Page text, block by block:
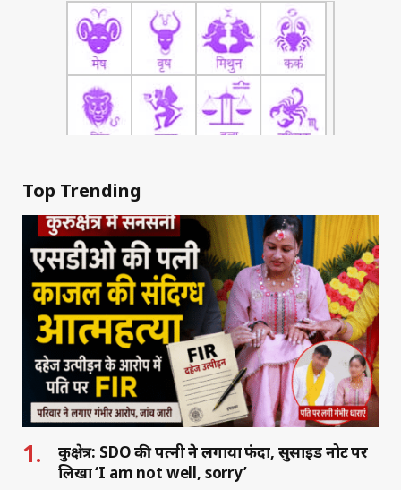
Top Trending
कुरुक्षेत्र: SDO की पत्नी ने लगाया फंदा, सुसाइड नोट पर
लिखा ‘I am not well, sorry’